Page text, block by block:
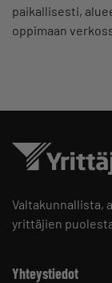
paikallisesti,
oppimaan
Valtakunnallista,
yrittäjien
Yhteystiedot